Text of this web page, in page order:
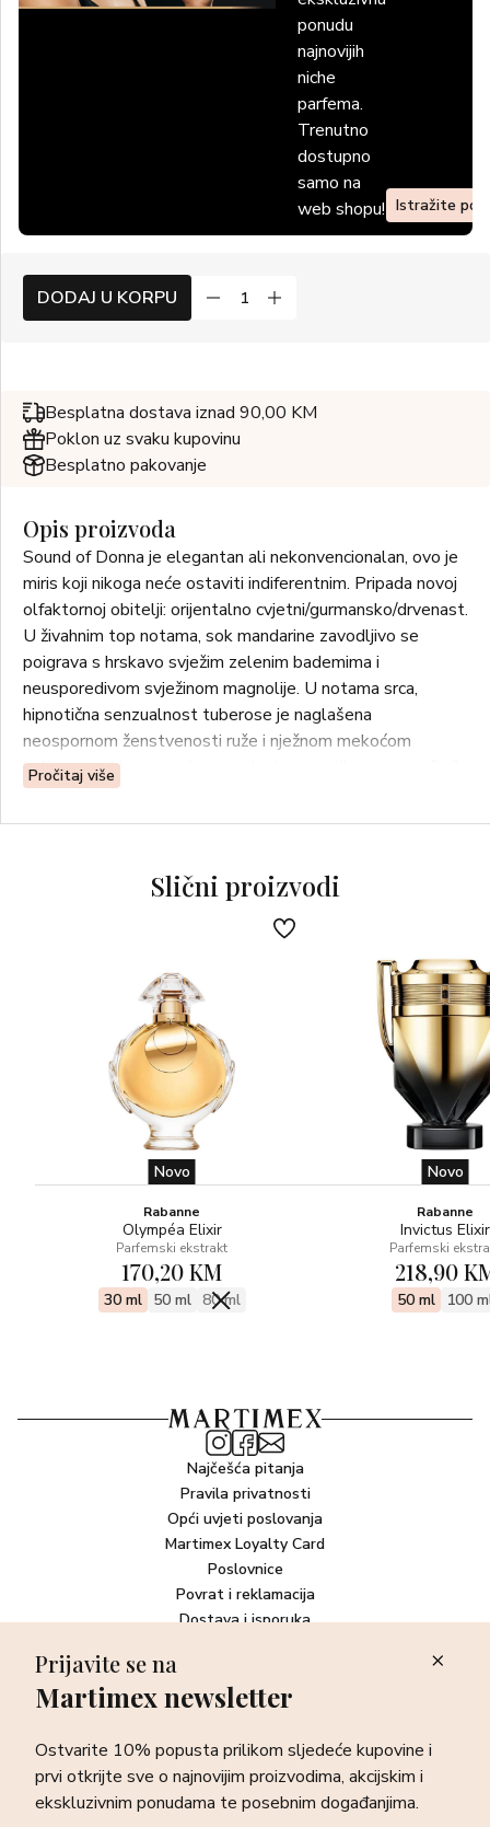
ponudu
najnovijih
niche
parfema.
Trenutno
dostupno
samo na
web shopu! Istražite
DODAJ U KORPU
Besplatna dostava iznad 90,00 KM
Poklon uz svaku kupovinu
Besplatno pakovanje
Opis proizvoda
Sound of Donna je elegantan ali nekonvencionalan, ovo je
miris koji nikoga neće ostaviti indiferentnim. Pripada novoj
olfaktornoj obitelji: orijentalno cvjetni/gurmansko/drvenast.
U živahnim top notama, sok mandarine zavodljivo se
poigrava s hrskavo svježim zelenim bademima i
neusporedivom svježinom magnolije. U notama srca,
hipnotična senzualnost tuberose je naglašena
neospornom ženstvenosti ruže i nježnom mekoćom
heliotropa. U notama baze, nalazi se suptilna ravnoteža 3
sastojka koji su inače u međusobnom kontrastu:
sandalovina, paćuli i Mont Blanc akord (desert rađen od
zvijezda ove cijele kreacije.
Pročitaj više
Slični proizvodi
Novo
Rabanne
Olympéa Elixir
Parfemski ekstrakt
170,20 KM
30 ml 50 ml 80 ml
Novo
Rabanne
Invictus Elixir
Parfemski
218,90
50 ml 100
Najčešća pitanja
Pravila privatnosti
Opći uvjeti poslovanja
Martimex Loyalty Card
Poslovnice
Povrat i reklamacija
Dostava i isporuka
Newsletter
sve o najnovijim proizvodima, akcijskim i ekskluzivnim
ponudama te posebnim događanjima.
Prijava
Prijavite se na
Martimex newsletter
Ostvarite 10% popusta prilikom sljedeće kupovine i
prvi otkrijte sve o najnovijim proizvodima, akcijskim i
ekskluzivnim ponudama te posebnim događanjima.